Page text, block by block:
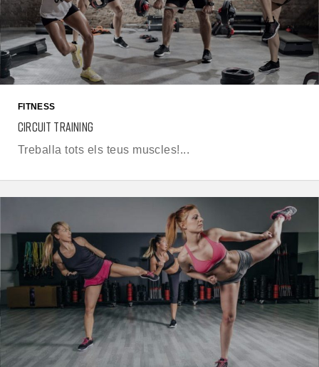
FITNESS
CIRCUIT TRAINING
Treballa tots els teus muscles!...